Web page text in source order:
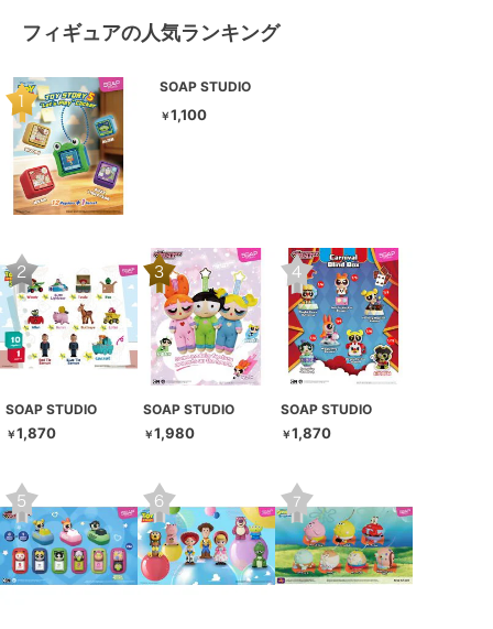
フィギュアの人気ランキング
SOAP STUDIO
￥1,100
SOAP STUDIO
￥1,870
SOAP STUDIO
￥1,980
SOAP STUDIO
￥1,870